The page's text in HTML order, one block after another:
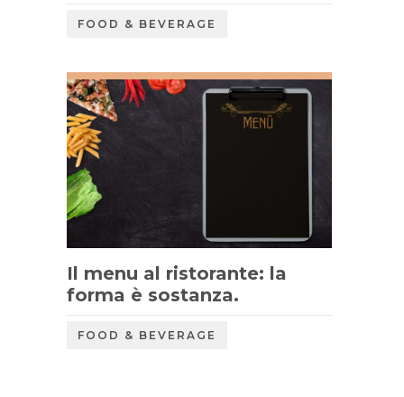
FOOD & BEVERAGE
Il menu al ristorante: la
forma è sostanza.
FOOD & BEVERAGE